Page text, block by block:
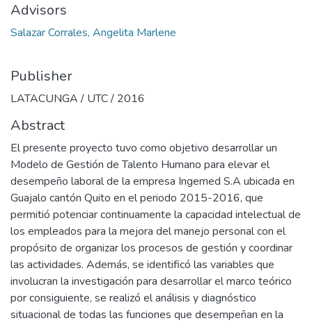
Advisors
Salazar Corrales, Angelita Marlene
Publisher
LATACUNGA / UTC / 2016
Abstract
El presente proyecto tuvo como objetivo desarrollar un
Modelo de Gestión de Talento Humano para elevar el
desempeño laboral de la empresa Ingemed S.A ubicada en
Guajalo cantón Quito en el periodo 2015-2016, que
permitió potenciar continuamente la capacidad intelectual de
los empleados para la mejora del manejo personal con el
propósito de organizar los procesos de gestión y coordinar
las actividades. Además, se identificó las variables que
involucran la investigación para desarrollar el marco teórico
por consiguiente, se realizó el análisis y diagnóstico
situacional de todas las funciones que desempeñan en la